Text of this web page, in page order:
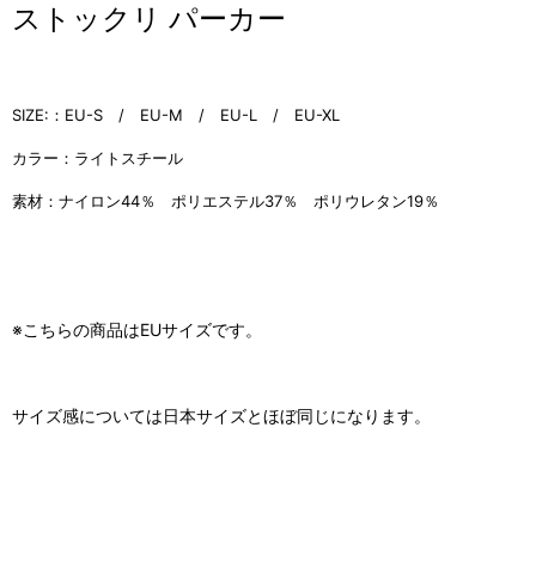
ストックリ パーカー
SIZE:：EU-S / EU-M / EU-L / EU-XL
カラー：ライトスチール
素材：ナイロン44％ ポリエステル37％ ポリウレタン19％
※こちらの商品はEUサイズです。
サイズ感については日本サイズとほぼ同じになります。